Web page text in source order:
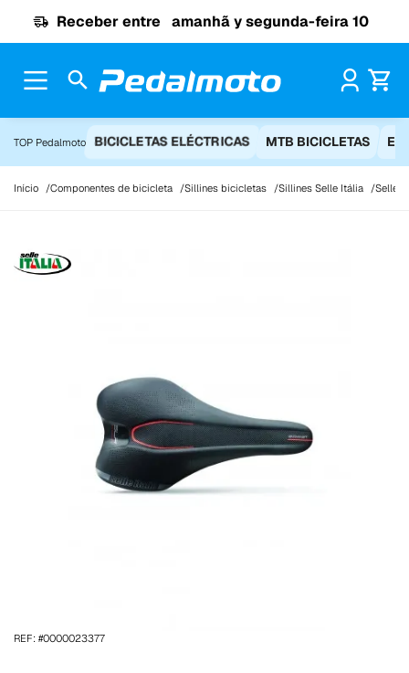
Receber entre amanhã y segunda-feira 10
TOP Pedalmoto BICICLETAS ELÉCTRICAS MTB BICICLETAS
Início Componentes de bicicleta Sillines bicicletas Sillines Selle Itália Selle
REF: #0000023377